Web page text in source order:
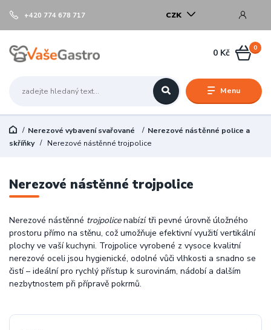
Menu
CZK
+420 774 678 717
0
0 Kč
Nerezové vybavení svařované
Nerezové nástěnné police a
skříňky
Nerezové nástěnné trojpolice
Nerezové nástěnné trojpolice
Nerezové nástěnné trojpolicenabízí tři pevné úrovně úložného
prostoru přímo na stěnu, což umožňuje efektivní využití vertikální
plochy ve vaší kuchyni. Trojpolice vyrobené z vysoce kvalitní
nerezové oceli jsou hygienické, odolné vůči vlhkosti a snadno se
čistí – ideální pro rychlý přístup k surovinám, nádobí a dalším
nezbytnostem při přípravě pokrmů.